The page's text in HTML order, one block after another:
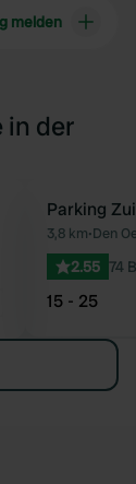
melden
in der
Parking
3,8 km•Den
2.55 74
15 - 25